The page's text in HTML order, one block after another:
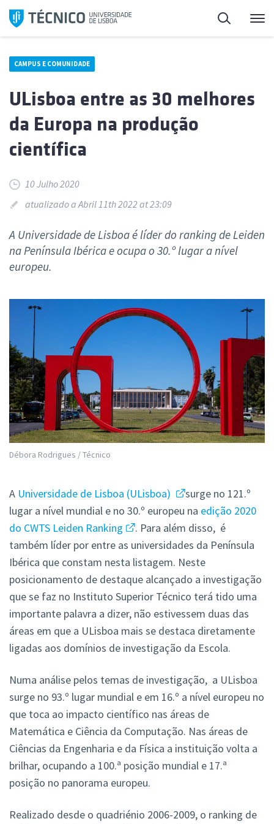
Saltar
para
Pesquisa
CAMPUS E COMUNIDADE
ULisboa entre as 30 melhores
da Europa na produção
científica
10 Julho 2020
atualizado a Abril 11th 2022 at 23:09
A Universidade de Lisboa é líder do ranking de Leiden
na Península Ibérica e ocupa o 30.º lugar a nível
europeu.
Débora Rodrigues / Técnico
A Universidade de Lisboa (ULisboa)
surge no 121.º
lugar a nível mundial e no 30.º europeu na edição 2020
do CWTS Leiden Ranking
. Para além disso, é
também líder por entre as universidades da Península
Ibérica que constam nesta listagem. Neste
posicionamento de destaque alcançado a investigação
que se faz no Instituto Superior Técnico terá tido uma
importante palavra a dizer, não estivessem duas das
áreas em que a ULisboa mais se destaca diretamente
ligadas aos domínios de investigação da Escola.
Numa análise pelos temas de investigação, a ULisboa
surge no 93.º lugar mundial e em 16.º a nível europeu no
que toca ao impacto científico nas áreas de
Matemática e Ciência da Computação. Nas áreas de
Ciências da Engenharia e da Física a instituição volta a
brilhar, ocupando a 100.ª posição mundial e 17.ª
posição no panorama europeu.
Realizado desde o quadriénio 2006-2009, o ranking de